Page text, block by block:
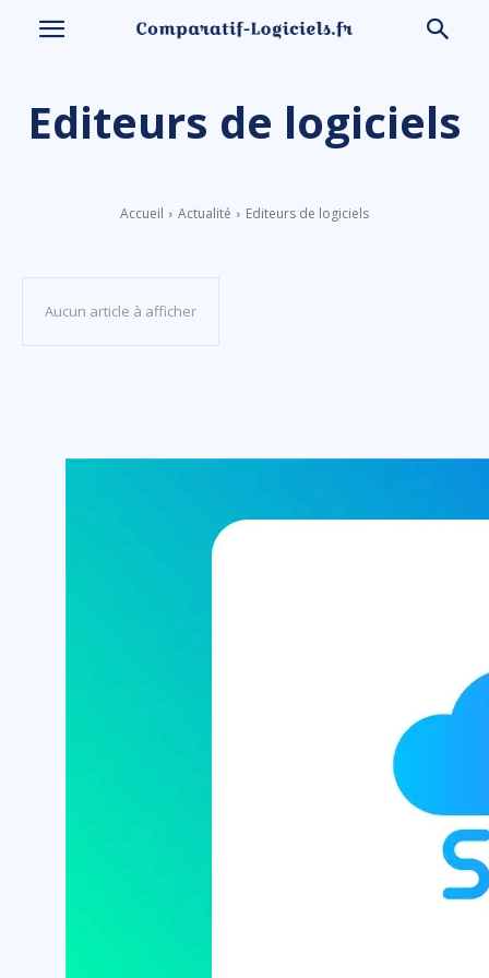
Editeurs de logiciels
Accueil Actualité Editeurs de logiciels
Aucun article à afficher